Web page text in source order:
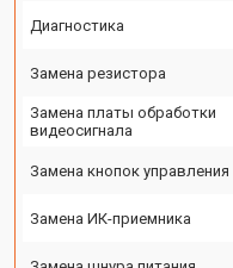
Диагностика
Замена резистора
Замена платы обработки
видеосигнала
Замена кнопок управления
Замена ИК-приемника